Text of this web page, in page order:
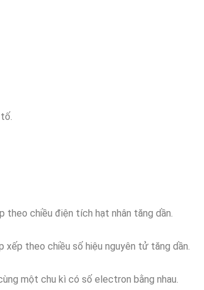
theo chiều điện tích hạt nhân tăng dần.
xếp theo chiều số hiệu nguyên tử tăng dần.
một chu kì có số electron bằng nhau.